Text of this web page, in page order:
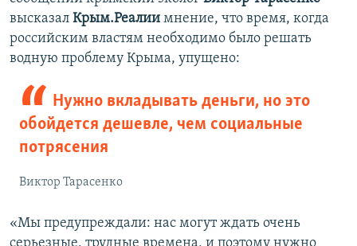
высказал Крым.Реалии мнение, что время, когда
российским властям необходимо было решать
водную проблему Крыма, упущено:
Нужно вкладывать деньги, но это
обойдется дешевле, чем социальные
потрясения
Виктор Тарасенко
«Мы предупреждали: нас могут ждать очень
серьезные, трудные времена, и поэтому нужно